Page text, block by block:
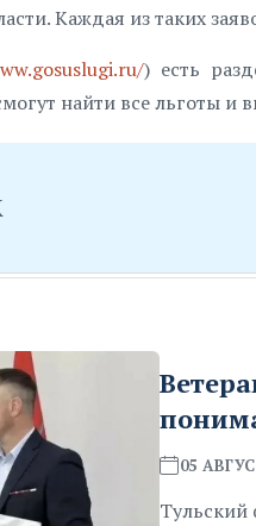
Каждая из таких
) есть
найти все льготы и
05
Тульский